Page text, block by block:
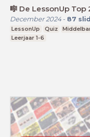
🎼 De LessonUp
December 2024- 87
LessonUp Quiz
Leerjaar 1-6